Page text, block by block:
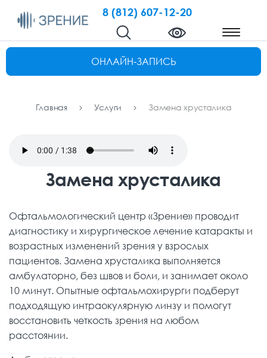
8 (812) 607-12-20
ОНЛАЙН-ЗАПИСЬ
Главная Услуги Замена хрусталика
Замена хрусталика
Офтальмологический центр «Зрение» проводит
диагностику и хирургическое лечение катаракты и
возрастных изменений зрения у взрослых
пациентов. Замена хрусталика выполняется
амбулаторно, без швов и боли, и занимает около
10 минут. Опытные офтальмохирурги подберут
подходящую интраокулярную линзу и помогут
восстановить четкость зрения на любом
расстоянии.